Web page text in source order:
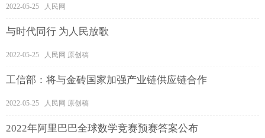
2022-05-25 人民网
与时代同行 为人民放歌
2022-05-25 人民网 原创稿
工信部：将与金砖国家加强产业链供应链合作
2022-05-25 人民网 原创稿
2022年阿里巴巴全球数学竞赛预赛答案公布